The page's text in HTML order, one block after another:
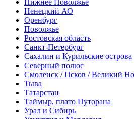
Нижнее Поволжье
Ненецкий АО
Оренбург
Поволжье
Ростовская область
Санкт-Петербург
Сахалин и Курильские острова
Северный полюс
Смоленск / Псков / Великий
Тыва
Татарстан
Таймыр, плато Путорана
Урал и Сибирь